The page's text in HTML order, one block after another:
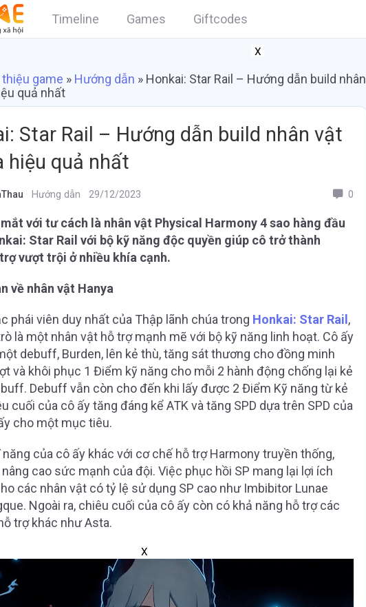
Timeline Games Giftcodes
X
thiệu game » Hướng dẫn » Honkai: Star Rail – Hướng dẫn build nhân
quả nhất
Star Rail – Hướng dẫn build nhân vật
hiệu quả nhất
Hướng dẫn 29/12/2023 0
với tư cách là nhân vật Physical Harmony 4 sao hàng đầu
Star Rail với bộ kỹ năng độc quyền giúp cô trở thành
vượt trội ở nhiều khía cạnh.
về nhân vật Hanya
phái viên duy nhất của Thập lãnh chúa trong Honkai: Star Rail ,
là một nhân vật hỗ trợ mạnh mẽ với bộ kỹ năng linh hoạt. Cô ấy
debuff, Burden, lên kẻ thù, tăng sát thương cho đồng minh
và khôi phục 1 Điểm kỹ năng cho mỗi 2 hành động chống lại kẻ
Debuff vẫn còn cho đến khi lấy được 2 Điểm Kỹ năng từ kẻ
cuối của cô ấy tăng đáng kể ATK và tăng SPD dựa trên SPD của
cho một mục tiêu.
năng của cô ấy khác với cơ chế hỗ trợ Harmony truyền thống,
cao sức mạnh của đội. Việc phục hồi SP mang lại lợi ích
các nhân vật có tỷ lệ sử dụng SP cao như Imbibitor Lunae
Ngoài ra, chiêu cuối của cô ấy còn có khả năng hỗ trợ các
trợ khác như Asta.
X